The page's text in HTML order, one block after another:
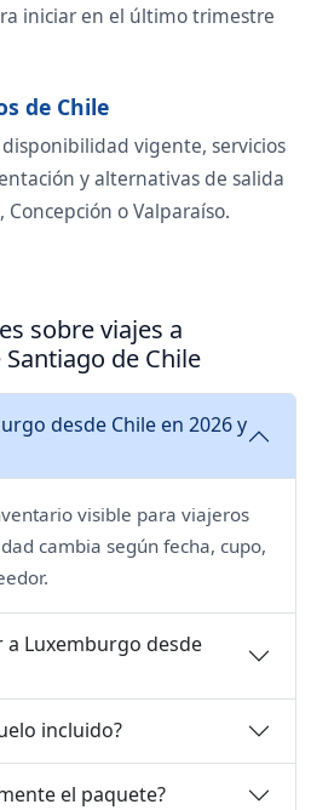
iniciar en el último trimestre
de Chile
vigente, servicios
y alternativas de salida
o Valparaíso.
sobre viajes a
de Chile
desde Chile en 2026 y
visible para viajeros
cambia según fecha, cupo,
a Luxemburgo desde
incluido?
el paquete?